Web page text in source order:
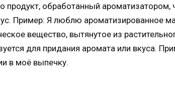
продукт, обработанный ароматизатором,
Пример: Я люблю ароматизированное
вещество, вытянутое из
для придания аромата или вкуса.
в моё выпечку.